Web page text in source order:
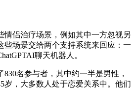
侣治疗场景，例如其中一方忽视另
些场景交给两个支持系统来回应：一
聊天机器人。
名参与者，其中约一半是男性，
岁，大多数人处于恋爱关系中。他们